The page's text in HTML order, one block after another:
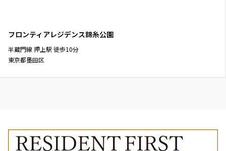
フロンティアレジデンス錦糸公園
半蔵門線 押上駅 徒歩10分
東京都墨田区